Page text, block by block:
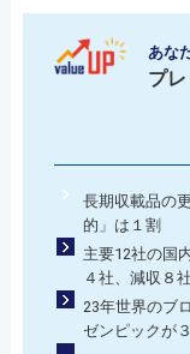
あな
プ
長期収載品の
的」は１割
主要12社の国
４社、減収８
23年世界のブ
ゼンピックが